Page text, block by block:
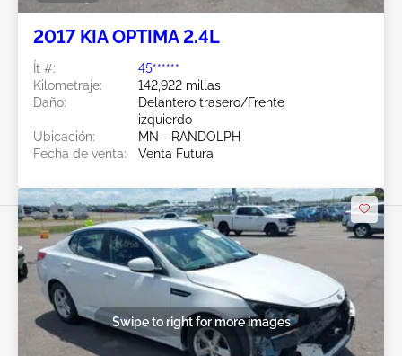
2017 KIA OPTIMA 2.4L
Ít #:
45******
Kilometraje:
142,922 millas
Daño:
Delantero trasero/Frente
izquierdo
Ubicación:
MN - RANDOLPH
Fecha de venta:
Venta Futura
Swipe to right for more images